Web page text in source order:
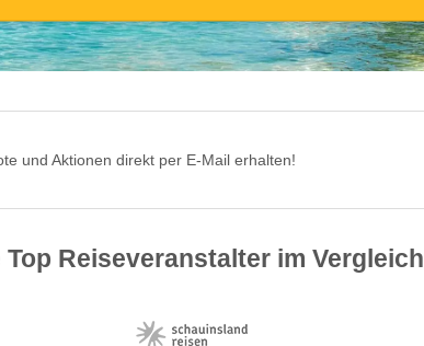
und Aktionen direkt per E-Mail erhalten!
Top Reiseveranstalter im Vergleich